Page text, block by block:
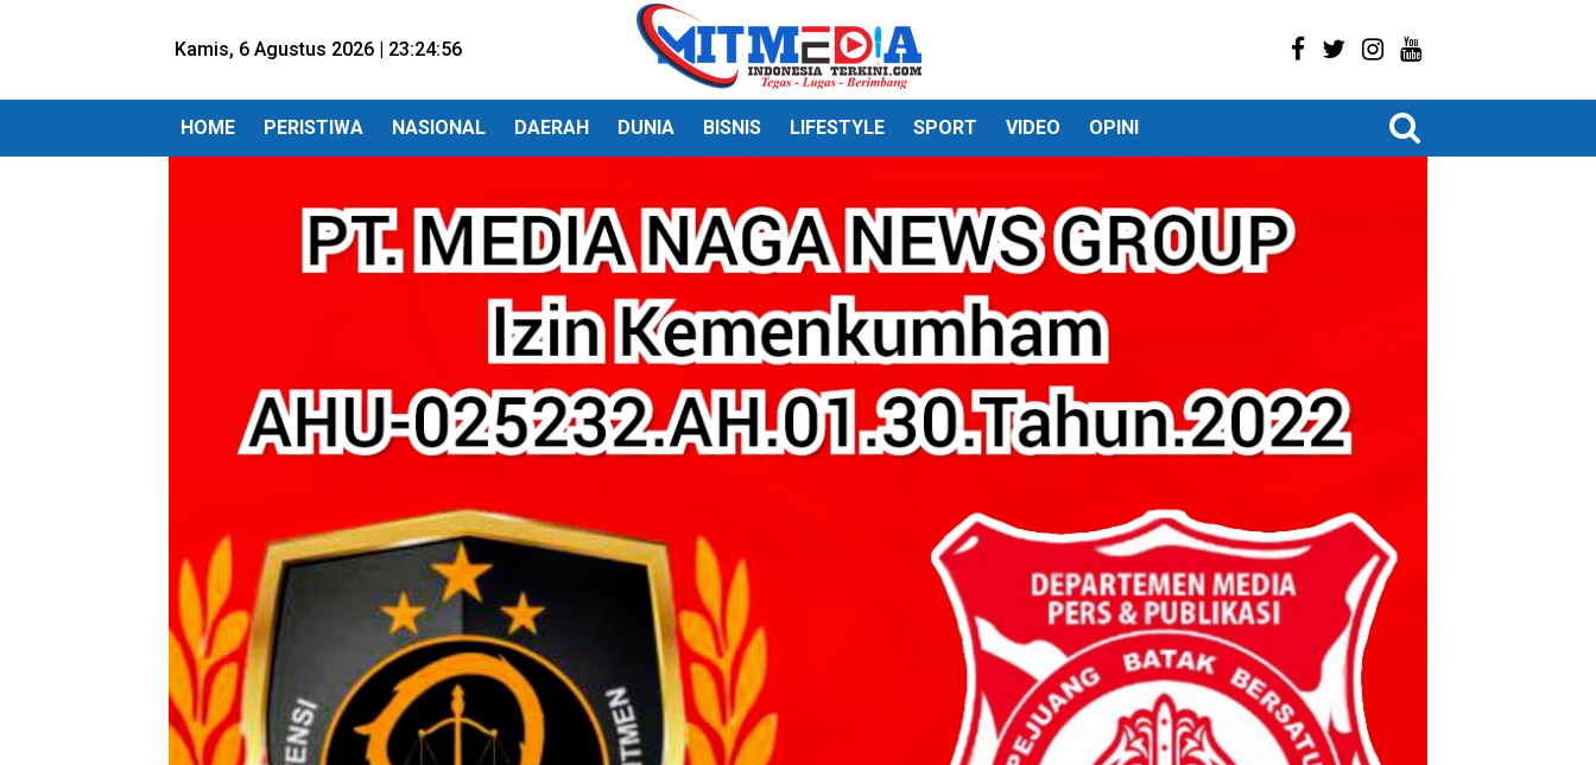
Kamis, 6 Agustus 2026 | 23:24:57
HOME PERISTIWA NASIONAL DAERAH DUNIA BISNIS LIFESTYLE SPORT VIDEO OPINI